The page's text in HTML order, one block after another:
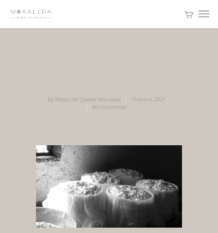
By Redacción Quesos Moraleda
15 enero, 2021
No Comments